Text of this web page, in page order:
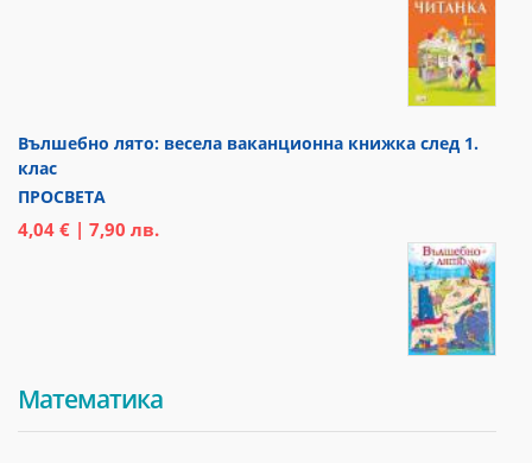
Вълшебно лято: весела ваканционна книжка след 1.
клас
ПРОСВЕТА
4,04 € | 7,90 лв.
Математика